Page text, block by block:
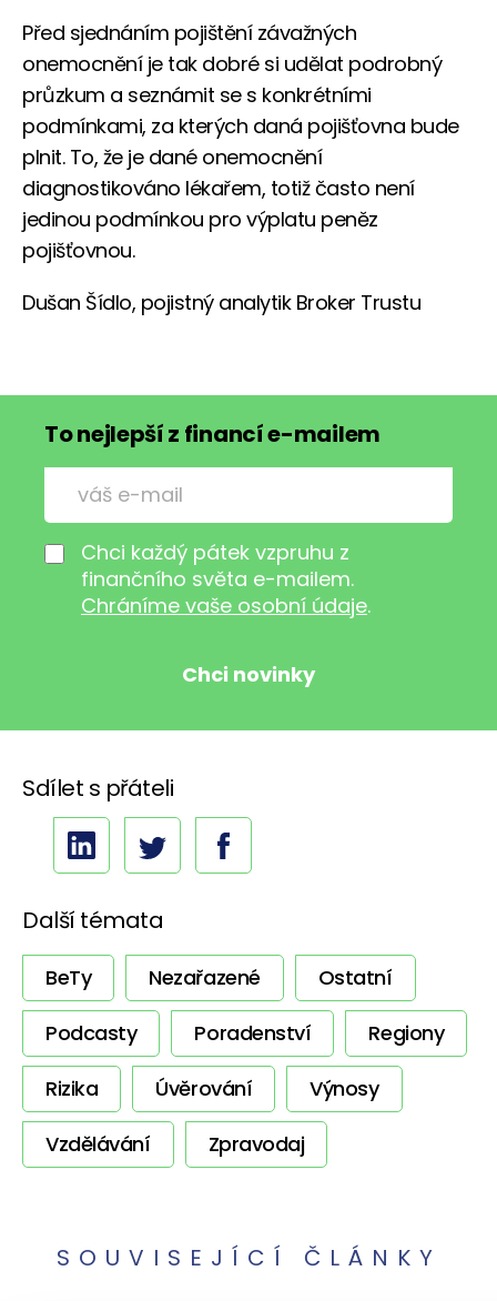
Před sjednáním pojištění závažných
onemocnění je tak dobré si udělat podrobný
průzkum a seznámit se s konkrétními
podmínkami, za kterých daná pojišťovna bude
plnit. To, že je dané onemocnění
diagnostikováno lékařem, totiž často není
jedinou podmínkou pro výplatu peněz
pojišťovnou.
Dušan Šídlo, pojistný analytik Broker Trustu
To nejlepší z financí e-mailem
Chci každý pátek vzpruhu z
finančního světa e-mailem.
Chráníme vaše osobní údaje.
Sdílet s přáteli
Další témata
BeTy Nezařazené
Ostatní
Podcasty
Poradenství
Regiony
Rizika
Úvěrování
Výnosy
Vzdělávání
Zpravodaj
SOUVISEJÍCÍ ČLÁNKY